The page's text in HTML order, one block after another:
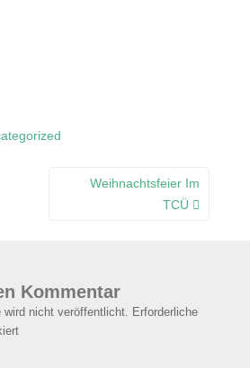
Weihnachtsfeier Im
TCÜ
Kommentar
nicht veröffentlicht.
Erforderliche